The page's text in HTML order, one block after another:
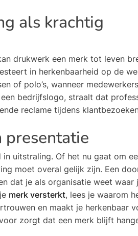
als krachtig
drukwerk een merk tot leven
in herkenbaarheid op de
of polo’s, wanneer
bedrijfslogo, straalt dat
reclame tijdens
presentatie
uitstraling. Of het nu gaat om
moet overal gelijk zijn. Een
dat je als organisatie weet waar
merk versterkt, lees je waarom
en maakt je herkenbaar
zorgt dat een merk blijft